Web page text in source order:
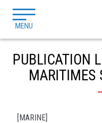
MENU
PUBLICATION
MARITIMES
[MARINE]